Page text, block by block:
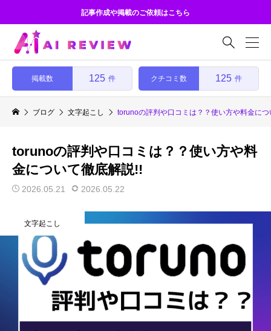
記事作成や掲載のご依頼はこちら

掲載数 125 件 クチコミ数 125 件
ブログ 文字起こし torunoの評判や口コミは？？使い方や料金に
torunoの評判や口コミは？？使い方や料
金について徹底解説!!
2026.05.21 2026.05.22
文字起こし